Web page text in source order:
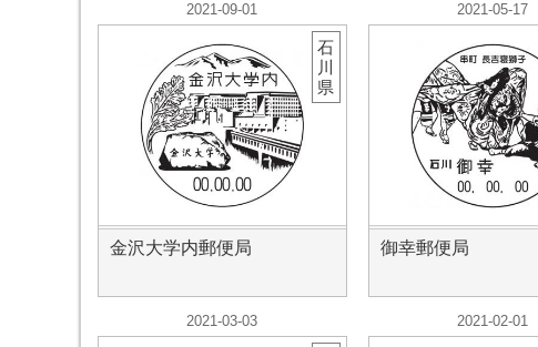
2021-09-01
金沢大学内郵便局
石
川
県
2021-05-17
御幸郵便局
2021-03-03 2021-02-01